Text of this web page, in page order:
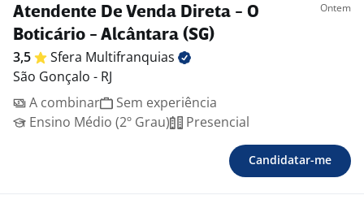
Atendente De Venda Direta - O
Boticário - Alcântara (SG)
Ontem
3,5 Sfera Multifranquias
São Gonçalo - RJ
A combinar
Sem experiência
Ensino Médio (2º Grau)
Presencial
Candidatar-me